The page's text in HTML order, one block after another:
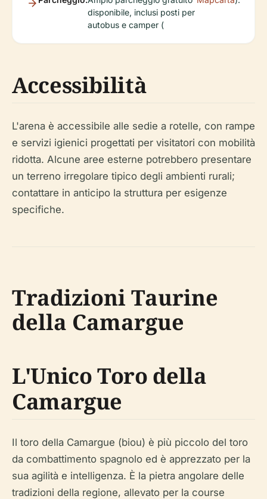
disponibile, inclusi posti per
autobus e camper (
Accessibilità
L'arena è accessibile alle sedie a rotelle, con rampe
e servizi igienici progettati per visitatori con mobilità
ridotta. Alcune aree esterne potrebbero presentare
un terreno irregolare tipico degli ambienti rurali;
contattare in anticipo la struttura per esigenze
specifiche.
Tradizioni Taurine
della Camargue
L'Unico Toro della
Camargue
Il toro della Camargue (biou) è più piccolo del toro
da combattimento spagnolo ed è apprezzato per la
sua agilità e intelligenza. È la pietra angolare delle
tradizioni della regione, allevato per la course